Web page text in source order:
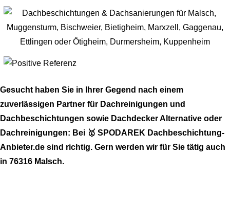
Gesucht haben Sie in Ihrer Gegend nach einem
zuverlässigen Partner für Dachreinigungen und
Dachbeschichtungen sowie Dachdecker Alternative oder
Dachreinigungen: Bei 🥇 SPODAREK Dachbeschichtung-
Anbieter.de sind richtig. Gern werden wir für Sie tätig auch
in 76316 Malsch.